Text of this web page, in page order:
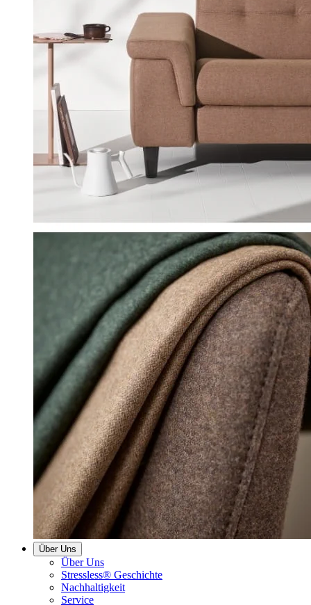
Über Uns
Über Uns
Stressless® Geschichte
Nachhaltigkeit
Service